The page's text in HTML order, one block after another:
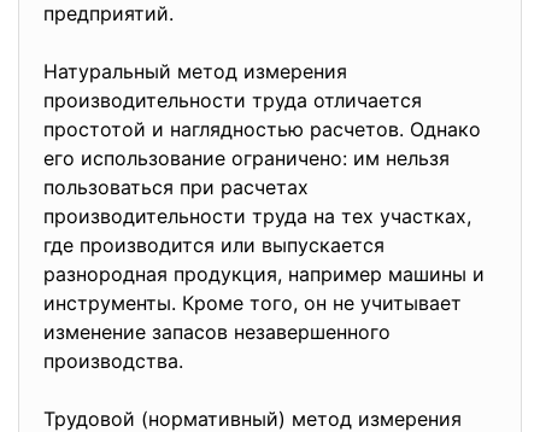
предприятий.
Натуральный метод измерения
производительности труда отличается
простотой и наглядностью расчетов. Однако
его использование ограничено: им нельзя
пользоваться при расчетах
производительности труда на тех участках,
где производится или выпускается
разнородная продукция, например машины и
инструменты. Кроме того, он не учитывает
изменение запасов незавершенного
производства.
Трудовой (нормативный) метод измерения